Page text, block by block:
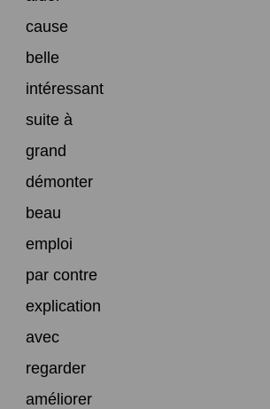
cause
belle
intéressant
suite à
grand
démonter
beau
emploi
par contre
explication
avec
regarder
améliorer